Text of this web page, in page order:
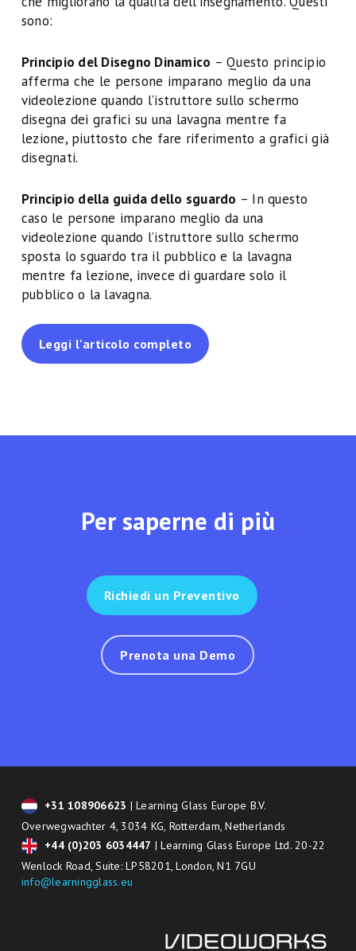
sono:
Principio del Disegno Dinamico – Questo principio
afferma che le persone imparano meglio da una
videolezione quando l’istruttore sullo schermo
disegna dei grafici su una lavagna mentre fa
lezione, piuttosto che fare riferimento a grafici già
disegnati.
Principio della guida dello sguardo – In questo
caso le persone imparano meglio da una
videolezione quando l’istruttore sullo schermo
sposta lo sguardo tra il pubblico e la lavagna
mentre fa lezione, invece di guardare solo il
pubblico o la lavagna.
Leggi l'articolo completo
Per saperne di più
Richiedi un Preventivo
Prenota una Demo
+31 108906623 | Learning Glass Europe B.V.
Overwegwachter 4, 3034 KG, Rotterdam, Netherlands
+44 (0)203 6034447 | Learning Glass Europe Ltd. 20-22
Wenlock Road, Suite: LP58201, London, N1 7GU
info@learningglass.eu